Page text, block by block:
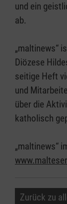
und ein
ab.
„maltinews“
Diözese
seitige Heft
und
über die
katholisch
„maltinews“
Zurück zu